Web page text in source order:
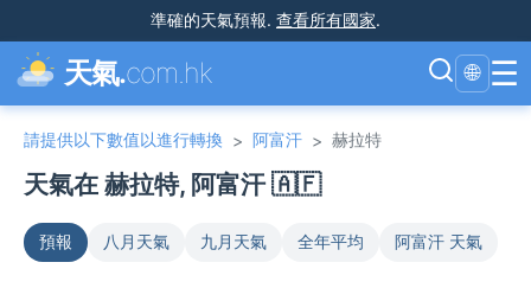
準確的天氣預報. 查看所有國家.
天氣.com.hk 🌐 ☰
請提供以下數值以進行轉換 > 阿富汗 > 赫拉特
天氣在 赫拉特, 阿富汗 🇦🇫
預報 八月天氣 九月天氣 全年平均 阿富汗 天氣